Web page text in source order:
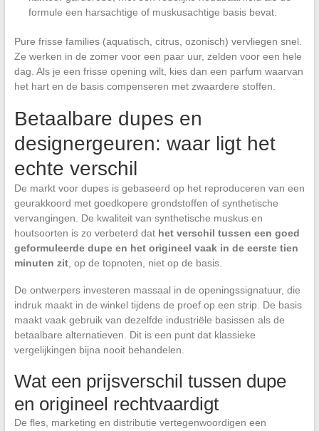
formule een harsachtige of muskusachtige basis bevat.
Pure frisse families (aquatisch, citrus, ozonisch) vervliegen snel.
Ze werken in de zomer voor een paar uur, zelden voor een hele
dag. Als je een frisse opening wilt, kies dan een parfum waarvan
het hart en de basis compenseren met zwaardere stoffen.
Betaalbare dupes en
designergeuren: waar ligt het
echte verschil
De markt voor dupes is gebaseerd op het reproduceren van een
geurakkoord met goedkopere grondstoffen of synthetische
vervangingen. De kwaliteit van synthetische muskus en
houtsoorten is zo verbeterd dat het verschil tussen een goed
geformuleerde dupe en het origineel vaak in de eerste tien
minuten zit, op de topnoten, niet op de basis.
De ontwerpers investeren massaal in de openingssignatuur, die
indruk maakt in de winkel tijdens de proef op een strip. De basis
maakt vaak gebruik van dezelfde industriële basissen als de
betaalbare alternatieven. Dit is een punt dat klassieke
vergelijkingen bijna nooit behandelen.
Wat een prijsverschil tussen dupe
en origineel rechtvaardigt
De fles, marketing en distributie vertegenwoordigen een